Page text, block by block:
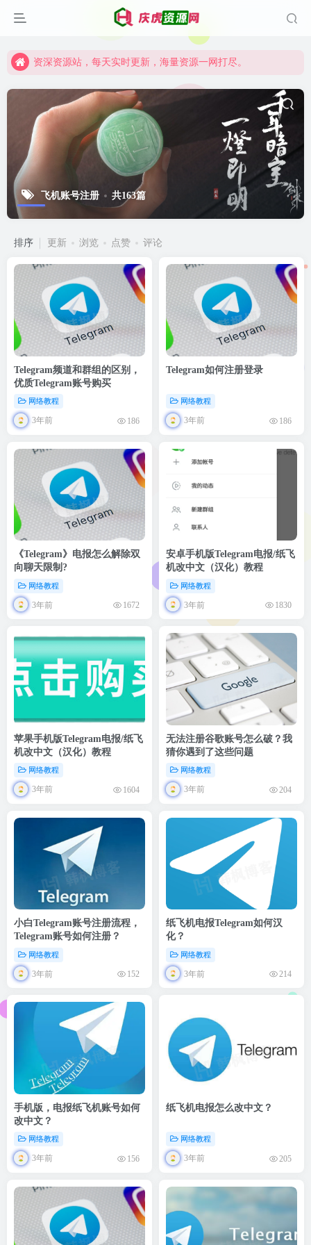
资深资源站，每天实时更新，海量资源一网打尽。
【启明网】找项目 + 低成本创业 + 减少信息差 + 见识各种项目 + 提升网创认知。
资深资源站，每天实时更新，海量资源一网打尽。
飞机账号注册 共163篇
排序 更新 浏览 点赞 评论
Telegram频道和群组的区别，
优质Telegram账号购买
网络教程
3年前 186
Telegram如何注册登录
网络教程
3年前 186
《Telegram》电报怎么解除双
向聊天限制?
网络教程
3年前 1672
安卓手机版Telegram电报/纸飞
机改中文（汉化）教程
网络教程
3年前 1830
苹果手机版Telegram电报/纸飞
机改中文（汉化）教程
网络教程
3年前 1604
无法注册谷歌账号怎么破？我
猜你遇到了这些问题
网络教程
3年前 204
小白Telegram账号注册流程，
Telegram账号如何注册？
网络教程
3年前 152
纸飞机电报Telegram如何汉
化？
网络教程
3年前 214
手机版，电报纸飞机账号如何
改中文？
网络教程
3年前 156
纸飞机电报怎么改中文？
网络教程
3年前 205